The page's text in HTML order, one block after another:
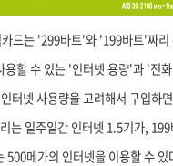
드는 '299바트'와 '199바트'짜리
용할 수 있는 '인터넷 용량'과 '전
터넷 사용량을 고려해서 구입하
는 일주일간 인터넷 1.5기가,
500메가의 인터넷을 이용할 수 있